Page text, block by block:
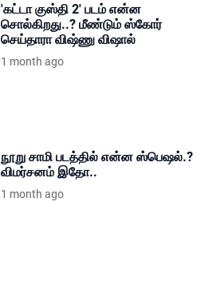
'கட்டா குஸ்தி 2' படம் என்ன
சொல்கிறது..? மீண்டும் ஸ்கோர்
செய்தாரா விஷ்ணு விஷால்
1 month ago
நூறு சாமி படத்தில் என்ன ஸ்பெஷல்.?
விமர்சனம் இதோ..
1 month ago